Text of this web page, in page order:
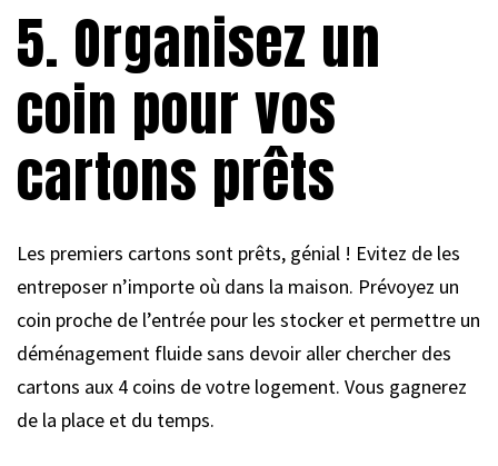
5. Organisez un
coin pour vos
cartons prêts
Les premiers cartons sont prêts, génial ! Evitez de les
entreposer n’importe où dans la maison. Prévoyez un
coin proche de l’entrée pour les stocker et permettre un
déménagement fluide sans devoir aller chercher des
cartons aux 4 coins de votre logement. Vous gagnerez
de la place et du temps.